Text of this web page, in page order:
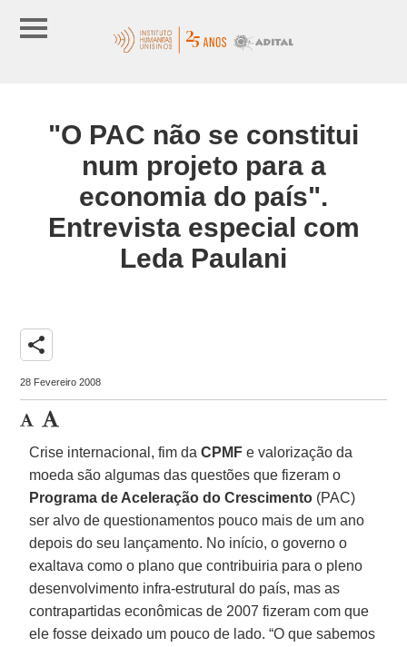
"O PAC não se constitui
num projeto para a
economia do país".
Entrevista especial com
Leda Paulani
share
28 Fevereiro 2008
Crise internacional, fim daCPMFe valorização da
moeda são algumas das questões que fizeram o
Programa de Aceleração do Crescimento (PAC)
ser alvo de questionamentos pouco mais de um ano
depois do seu lançamento. No início, o governo o
exaltava como o plano que contribuiria para o pleno
desenvolvimento infra-estrutural do país, mas as
contrapartidas econômicas de 2007 fizeram com que
ele fosse deixado um pouco de lado. “O que sabemos